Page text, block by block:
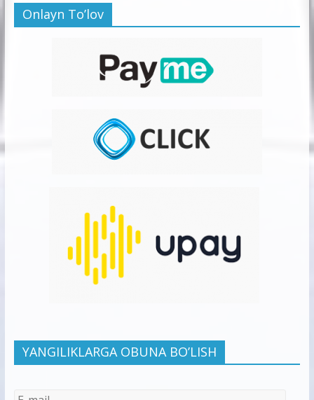
Onlayn To’lov
YANGILIKLARGA OBUNA BO’LISH